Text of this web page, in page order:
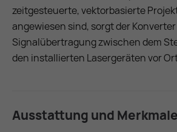
zeitgesteuerte, vektorbasierte
angewiesen sind, sorgt der
Signalübertragung zwischen dem
den installierten Lasergeräten vor
Ausstattung und Merkmale